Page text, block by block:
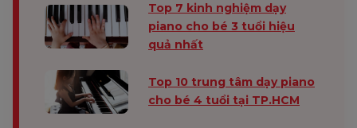
Top 7 kinh nghiệm dạy
piano cho bé 3 tuổi hiệu
quả nhất
Top 10 trung tâm dạy piano
cho bé 4 tuổi tại TP.HCM